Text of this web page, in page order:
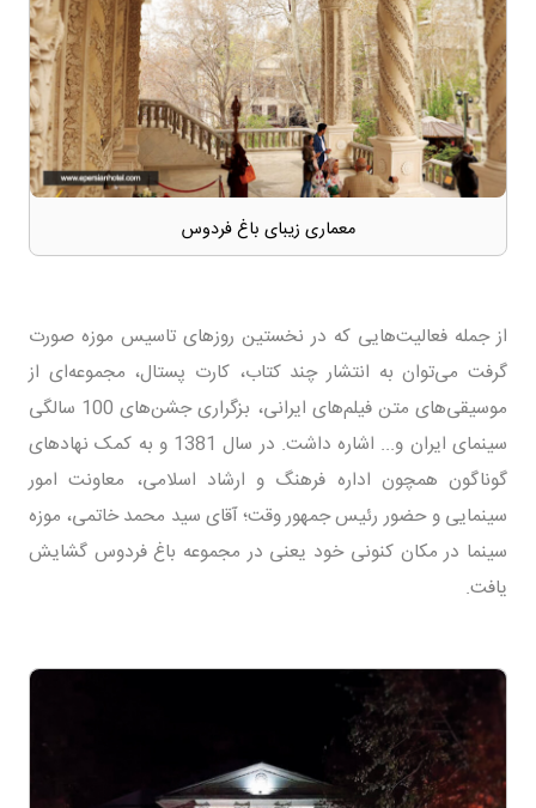
معماری زیبای باغ فردوس
از جمله فعالیت‌هایی که در نخستین روز‌های تاسیس موزه صورت
گرفت می‌توان به انتشار چند کتاب، کارت پستال، مجموعه‌ای از
موسیقی‌های متن فیلم‌های ایرانی، بزگراری جشن‌های 100 سالگی
سینمای ایران و... اشاره داشت. در سال 1381 و به کمک نهاد‌های
گوناگون همچون اداره فرهنگ و ارشاد اسلامی، معاونت امور
سینمایی و حضور رئیس جمهور وقت؛ آقای سید محمد خاتمی، موزه
سینما در مکان کنونی خود یعنی در مجموعه باغ فردوس گشایش
یافت.